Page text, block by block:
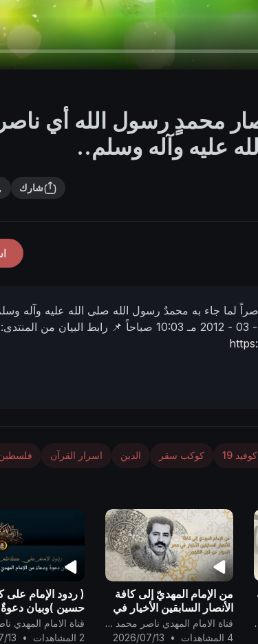
محمدٍ رسول الله أي
عليه وآله وسلم..
شارك
لما جاء به محمدٌ رسول الله صلى الله عليه وآله
10:03 صباحاً
📌 رابط البيان من المنتدى:
19 كوكب سقر الدين اسرار القرآن
اليماني
من الإمام المهديّ إلى كافة
الأنصار السابقين الأخيار في
عصر الحوار من قبل الظهور
..
قناة الامام المهدي ناصر محمد اليماني
4 المشاهدات
•
2026/07/13
( ردود الإمام على
حسين )وبيان دعوةٌ
من الإمام المهديّ
جميعاً ..
2 المشاهدات
•
13